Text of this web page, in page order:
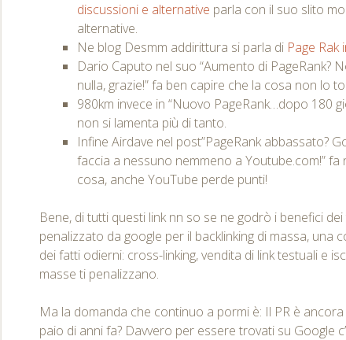
discussioni e alternative parla con il suo slito
alternative.
Ne blog Desmm addirittura si parla di Page Rak
Dario Caputo nel suo “Aumento di PageRank?
nulla, grazie!” fa ben capire che la cosa non lo
980km invece in “Nuovo PageRank…dopo 180
non si lamenta più di tanto.
Infine Airdave nel post”PageRank abbassato?
faccia a nessuno nemmeno a Youtube.com!”
cosa, anche YouTube perde punti!
Bene, di tutti questi link nn so se ne godrò i benefici
penalizzato da google per il backlinking di massa, una
dei fatti odierni: cross-linking, vendita di link testuali e
masse ti penalizzano.
Ma la domanda che continuo a pormi è: Il PR è
paio di anni fa? Davvero per essere trovati su Google